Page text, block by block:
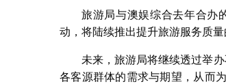
旅游局与澳娱综合去年合办
动，将陆续推出提升旅游服务质
未来，旅游局将继续透过举
各客源群体的需求与期望，从而